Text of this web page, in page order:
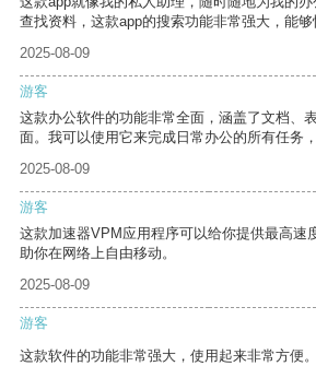
查找资料，这款app的搜索功能非常强大，能够
2025-08-09
游客
这款办公软件的功能非常全面，涵盖了文档、
面。我可以使用它来完成日常办公的所有任务，
2025-08-09
游客
这款加速器VPM应用程序可以给你提供最高速
助你在网络上自由移动。
2025-08-09
游客
这款软件的功能非常强大，使用起来非常方便。